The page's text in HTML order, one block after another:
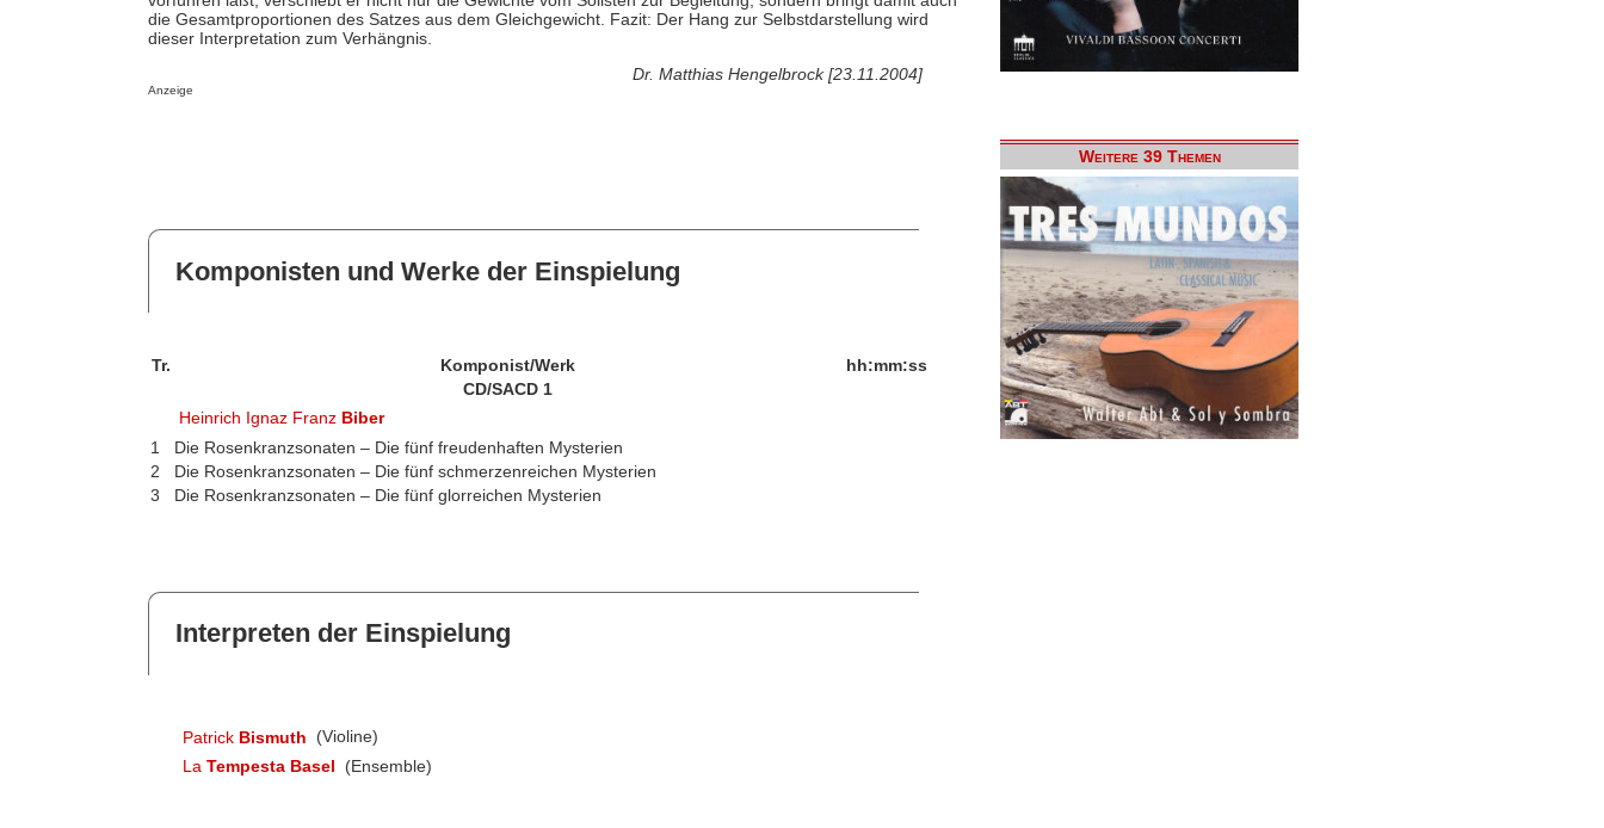
die Gesamtproportionen des Satzes aus dem Gleichgewicht. Fazit: Der Hang zur Selbstdarstellung wird
dieser Interpretation zum Verhängnis.
Dr. Matthias Hengelbrock [23.11.2004]
Anzeige
Komponisten und Werke der Einspielung
Tr. Komponist/Werk
hh:mm:ss
CD/SACD 1
Heinrich Ignaz Franz Biber
1
Die Rosenkranzsonaten – Die fünf freudenhaften Mysterien
2
Die Rosenkranzsonaten – Die fünf schmerzenreichen Mysterien
3
Die Rosenkranzsonaten – Die fünf glorreichen Mysterien
Interpreten der Einspielung
Patrick Bismuth
(Violine)
La Tempesta Basel (Ensemble)
Weitere 39 Themen